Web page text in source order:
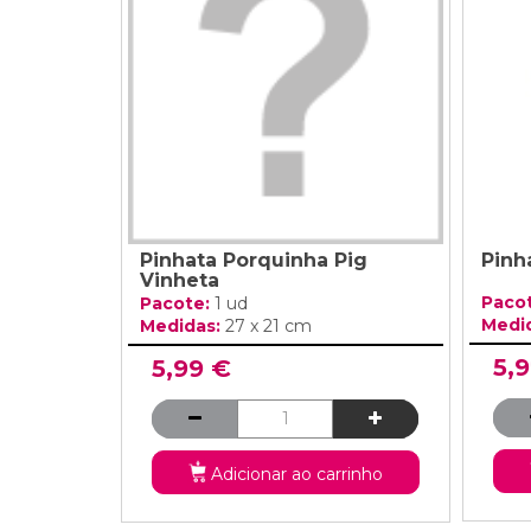
Decoração
Grinaldas
Pinhata Porquinha Pig
Vinheta
Pacote: 1 ud
Medidas: 27 x 21 cm
5,99 €
Adicionar ao carrinho